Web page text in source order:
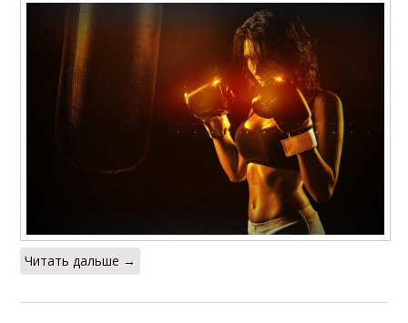
Читать дальше →